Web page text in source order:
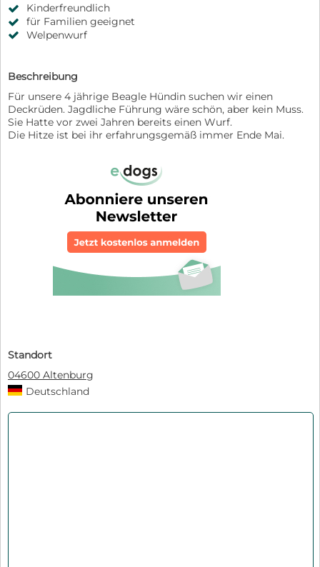
Kinderfreundlich
für Familien geeignet
Welpenwurf
Beschreibung
Für unsere 4 jährige Beagle Hündin suchen wir einen
Deckrüden. Jagdliche Führung wäre schön, aber kein Muss.
Sie Hatte vor zwei Jahren bereits einen Wurf.
Die Hitze ist bei ihr erfahrungsgemäß immer Ende Mai.
Standort
04600 Altenburg
Deutschland